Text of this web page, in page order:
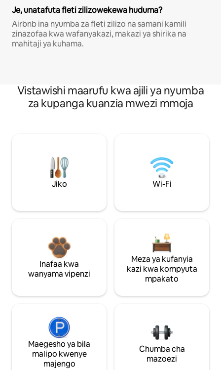
Je, unatafuta fleti zilizowekewa huduma?
Airbnb ina nyumba za fleti zilizo na samani kamili
zinazofaa kwa wafanyakazi, makazi ya shirika na
mahitaji ya kuhama.
Vistawishi maarufu kwa ajili ya nyumba
za kupanga kuanzia mwezi mmoja
Jiko Wi-Fi
Inafaa kwa
wanyama vipenzi
Meza ya kufanyia
kazi kwa kompyuta
mpakato
Maegesho ya bila
malipo kwenye
majengo
Chumba cha
mazoezi